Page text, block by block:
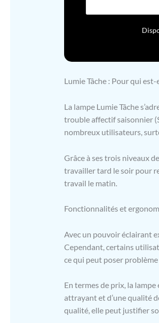
Lumie Tâche : Pour qui est-
La lampe Lumie Tâche
trouble affectif saisonnier
nombreux utilisateurs,
Grâce à ses trois niveaux
travailler tard le soir pour
travail le matin.
Fonctionnalités et
Avec un pouvoir éclairant
Cependant, certains
ce qui peut poser
En termes de prix, la
attrayant et d’une qualité
qualité, elle peut justifier